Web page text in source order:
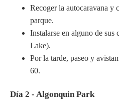
Recoger la autocaravana y
parque.
Instalarse en alguno de
Lake).
Por la tarde, paseo y
60.
Día 2 - Algonquin Park